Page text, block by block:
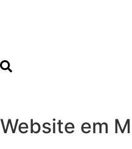
Website em